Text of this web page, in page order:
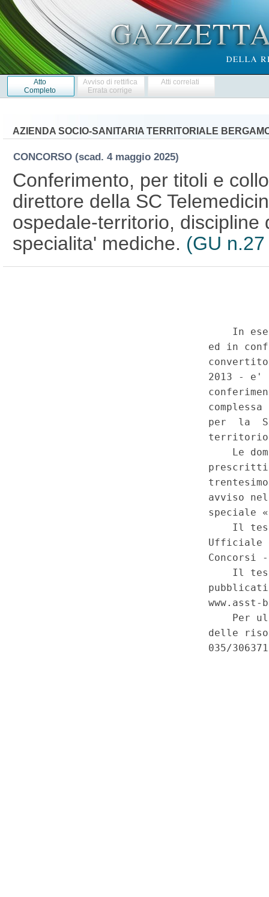
Atto
Completo
Avviso di rettifica
Errata corrige
Atti correlati
AZIENDA SOCIO-SANITARIA TERRITORIALE
CONCORSO (scad. 4 maggio 2025)
Conferimento, per titoli e
direttore della SC
ospedale-territorio, discipline
specialita' mediche. (GU